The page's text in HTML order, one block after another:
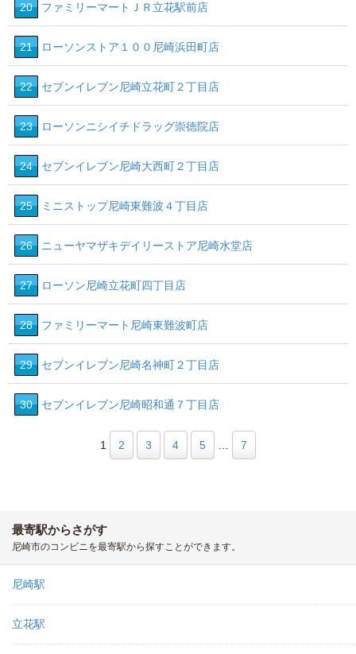
20 ファミリーマートＪＲ立花駅前店
21 ローソンストア１００尼崎浜田町店
22 セブンイレブン尼崎立花町２丁目店
23 ローソンニシイチドラッグ崇徳院店
24 セブンイレブン尼崎大西町２丁目店
25 ミニストップ尼崎東難波４丁目店
26 ニューヤマザキデイリーストア尼崎水堂店
27 ローソン尼崎立花町四丁目店
28 ファミリーマート尼崎東難波町店
29 セブンイレブン尼崎名神町２丁目店
30 セブンイレブン尼崎昭和通７丁目店
1 2 3 4 5 7
最寄駅からさがす
尼崎市のコンビニを最寄駅から探すことができます。
尼崎駅
立花駅